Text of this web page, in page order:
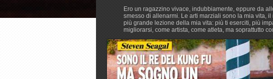
Ero un ragazzino vivace, indubbiamente, eppure da
smesso di allenarmi. Le arti marziali sono la mia vita,
più grande lezione della mia vita: più ti eserciti, più
migliorarsi, come artista, come atleta, ma soprattutto